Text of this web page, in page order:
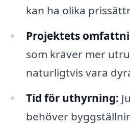
kan ha olika
Projektets
som kräver mer
naturligtvis vara
Tid för uthyrning:
behöver